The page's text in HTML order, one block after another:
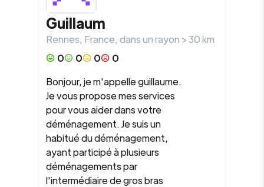
Guillaum
Rennes, France, dans un rayon >30km
0
0 0
0
Bonjour, je m'appelle guillaume.
Je vous propose mes services
pour vous aider dans votre
déménagement. Je suis un
habitué du déménagement,
ayant participé à plusieurs
déménagements par
l'intermédiaire de gros bras